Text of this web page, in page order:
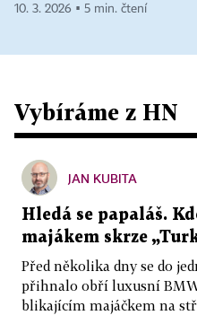
10. 3. 2026 ▪ 5 min. čtení
Vybíráme z HN
JAN KUBITA
Hledá se papaláš.
majákem skrze
Před několika dny se do
přihnalo obří luxusní
blikajícím majáčkem na